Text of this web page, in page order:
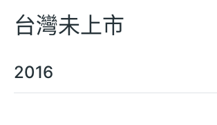
台灣未上市
2016